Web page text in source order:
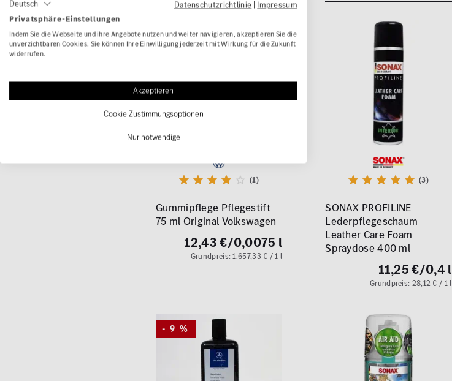
AMG-Pakete( 379
Geschenkideen(193)
Reisen(44
(1)
Gummipflege Pflegestift
75 ml Original Volkswagen
12,43 €/0,0075 l
Grundpreis: 1.657,33 € / 1 l
(3)
SONAX PROFILINE
Lederpflegeschaum
Leather Care Foam
Spraydose 400 ml
11,25 €/0,4 l
Grundpreis: 28,12 € / 1 l
- 9 %
Deutsch Datenschutzrichtlinie | Impressum
Privatsphäre-Einstellungen
Indem Sie die Webseite und ihre Angebote nutzen und weiter navigieren, akzeptieren Sie die
unverzichtbaren Cookies. Sie können Ihre Einwilligung jederzeit mit Wirkung für die Zukunft
widerrufen.
Akzeptieren
Cookie Zustimmungsoptionen
Nur notwendige